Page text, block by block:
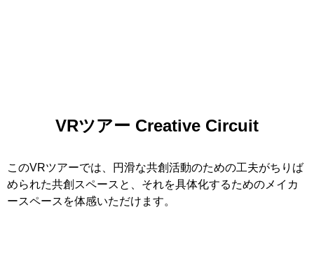
VRツアー Creative Circuit
このVRツアーでは、円滑な共創活動のための工夫がちりば
められた共創スペースと、それを具体化するためのメイカ
ースペースを体感いただけます。